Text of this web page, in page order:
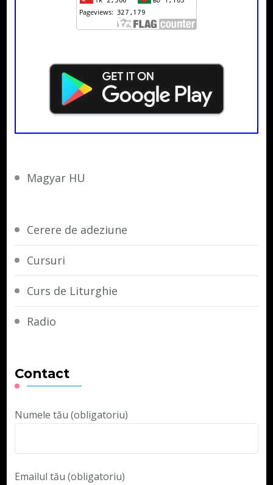
Magyar HU
Cerere de adeziune
Cursuri
Curs de Liturghie
Radio
Contact
Numele tău (obligatoriu)
Emailul tău (obligatoriu)